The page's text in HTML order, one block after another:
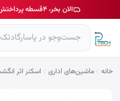
الان بخر، ۴قسطه پرداختش کن در پاسارگادتک آی تی اسنپ شاپ
خانه ماشین‌های اداری اسکنر اثر